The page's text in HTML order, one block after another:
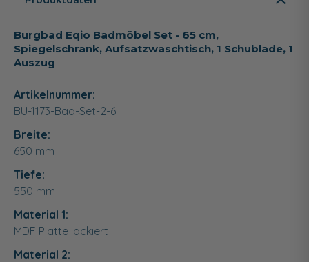
Burgbad Eqio Badmöbel Set - 65 cm,
Spiegelschrank, Aufsatzwaschtisch, 1 Schublade, 1
Auszug
Artikelnummer:
BU-1173-Bad-Set-2-6
Breite:
650 mm
Tiefe:
550 mm
Material 1:
MDF Platte lackiert
Material 2: